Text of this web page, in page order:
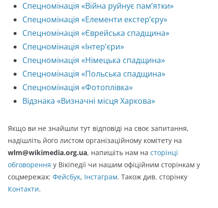
Спецномінація «Війна руйнує пам’ятки»
Спецномінація «Елементи екстер’єру»
Спецномінація «Єврейська спадщина»
Спецномінація «Інтер’єри»
Спецномінація «Німецька спадщина»
Спецномінація «Польська спадщина»
Спецномінація «Фотоплівка»
Відзнака «Визначні місця Харкова»
Якщо ви не знайшли тут відповіді на своє запитання,
надішліть його листом організаційному комітету на
wlm@wikimedia.org.ua, напишіть нам на сторінці
обговорення у Вікіпедії чи нашим офіційним сторінкам у
соцмережах: Фейсбук, Інстаграм. Також див. сторінку
Контакти.